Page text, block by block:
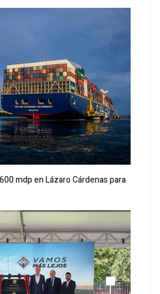
mdp en Lázaro Cárdenas para